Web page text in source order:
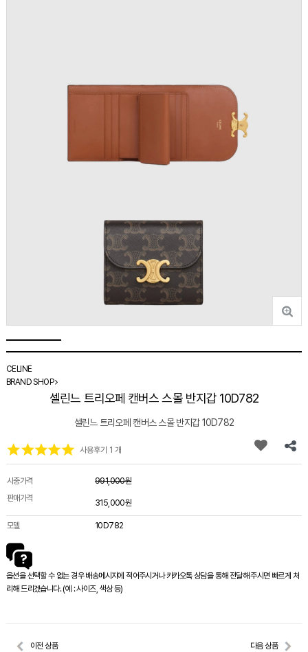
CELINE
BRAND SHOP
셀린느 트리오페 캔버스 스몰 반지갑 10D782
셀린느 트리오페 캔버스 스몰 반지갑 10D782
사용후기 1 개
시중가격
991,000원
판매가격
315,000원
모델 10D782
옵션을 선택할 수 없는 경우 배송메시지에 적어주시거나 카카오톡 상담을 통해 전달해 주시면 빠르게 처
리해 드리겠습니다. (예 : 사이즈, 색상 등)
이전 상품 다음 상품